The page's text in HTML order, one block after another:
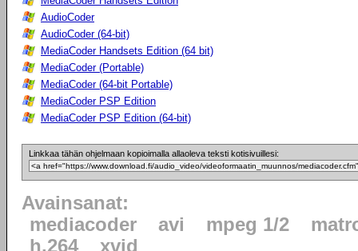
AudioCoder
AudioCoder (64-bit)
MediaCoder Handsets Edition (64 bit)
MediaCoder (Portable)
MediaCoder (64-bit Portable)
MediaCoder PSP Edition
MediaCoder PSP Edition (64-bit)
Linkkaa tähän ohjelmaan kopioimalla allaoleva teksti kotisivuillesi:
Avainsanat:
mediacoder
avi mpeg 1/2
h.264
xvid